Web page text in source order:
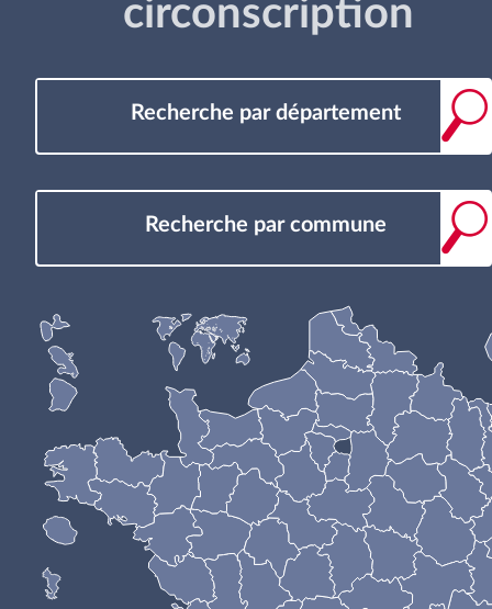
circonscription
Recherche par département
Recherche par commune